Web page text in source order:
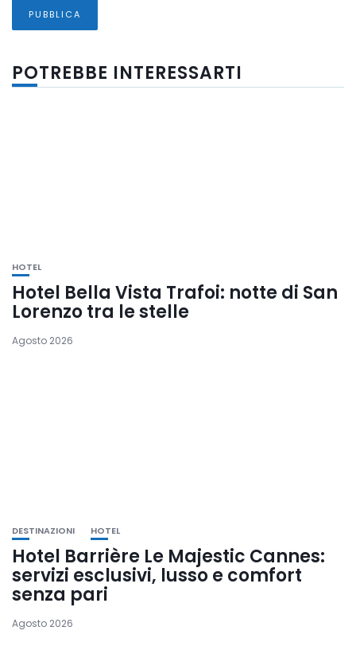
POTREBBE INTERESSARTI
HOTEL
Hotel Bella Vista Trafoi: notte di San
Lorenzo tra le stelle
Agosto 2026
DESTINAZIONI HOTEL
Hotel Barrière Le Majestic Cannes:
servizi esclusivi, lusso e comfort
senza pari
Agosto 2026